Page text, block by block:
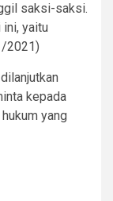
saksi-saksi.
yaitu
2021)
kepada
yang